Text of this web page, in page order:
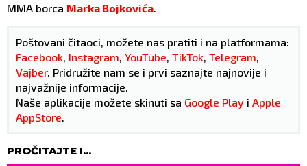
MMA borca Marka Bojkovića
Poštovani čitaoci, možete nas pratiti i na platformama:
Facebook Instagram YouTube TikTok Telegram
Vajber. Pridružite nam se i prvi saznajte najnovije i
najvažnije informacije.
Naše aplikacije možete skinuti sa Google Play i Apple
AppStore
PROČITAJTE I...